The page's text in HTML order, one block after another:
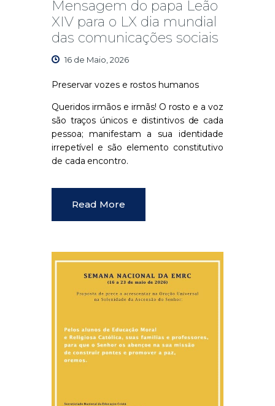
Mensagem do papa Leão
XIV para o LX dia mundial
das comunicações sociais
16 de Maio, 2026
Preservar vozes e rostos humanos
Queridos irmãos e irmãs! O rosto e a voz
são traços únicos e distintivos de cada
pessoa; manifestam a sua identidade
irrepetível e são elemento constitutivo
de cada encontro.
Read More